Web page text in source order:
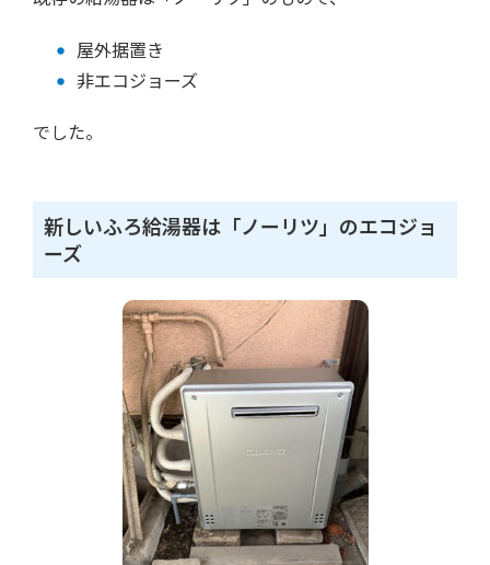
屋外据置き
非エコジョーズ
でした。
新しいふろ給湯器は「ノーリツ」のエコジョ
ーズ